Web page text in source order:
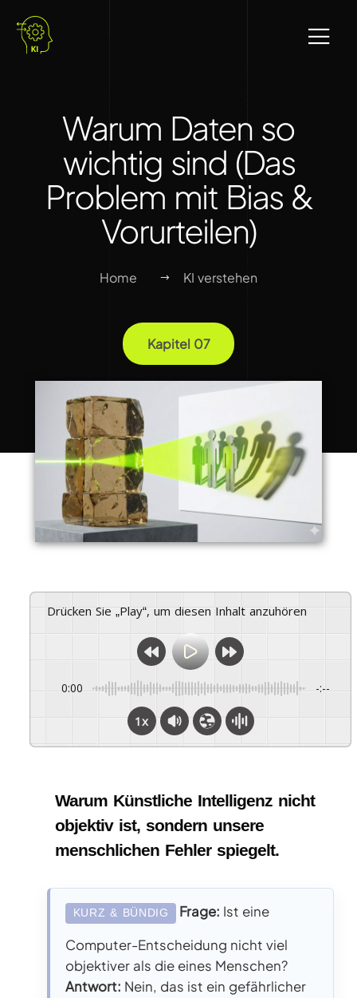
Warum Daten so
wichtig sind (Das
Problem mit Bias &
Vorurteilen)
Home KI verstehen
Kapitel 07
Drücken Sie „Play“, um diesen Inhalt anzuhören
0:00 -:--
1x
Warum Künstliche Intelligenz nicht
objektiv ist, sondern unsere
menschlichen Fehler spiegelt.
KURZ & BÜNDIG Frage: Ist eine
Computer-Entscheidung nicht viel
objektiver als die eines Menschen?
Antwort: Nein, das ist ein gefährlicher